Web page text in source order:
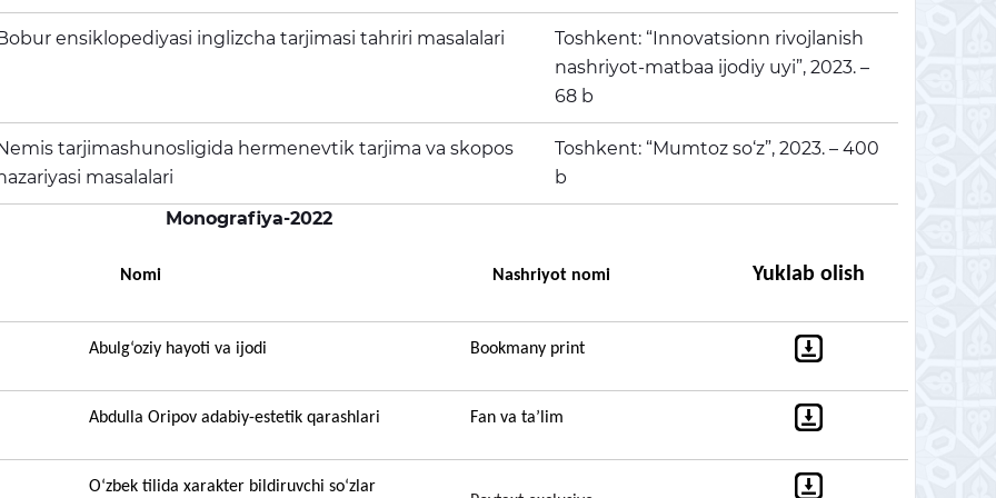
ensiklopediyasi inglizcha tarjimasi tahriri masalalari
Toshkent: “Innovatsionn rivojlanish
nashriyot-matbaa ijodiy uyi”, 2023. –
68 b
tarjimashunosligida hermenevtik tarjima va skopos
masalalari
Toshkent: “Mumtoz so‘z”, 2023. – 400
b
Monografiya-2022
Nomi Nashriyot nomi Yuklab olish
Аbulg‘oziy hayoti va ijodi Bookmany print
Abdulla Oripov adabiy-estetik qarashlari Fan va ta’ lim
O‘zbek tilida xarakter bildiruvchi so‘zlar